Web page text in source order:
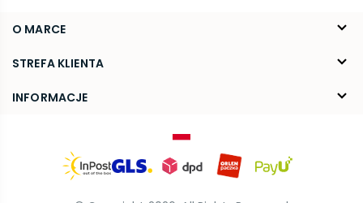
O MARCE
O nas
Blog
STREFA KLIENTA
FAQ
Reklamacje i zwroty
INFORMACJE
Polityka prywatności